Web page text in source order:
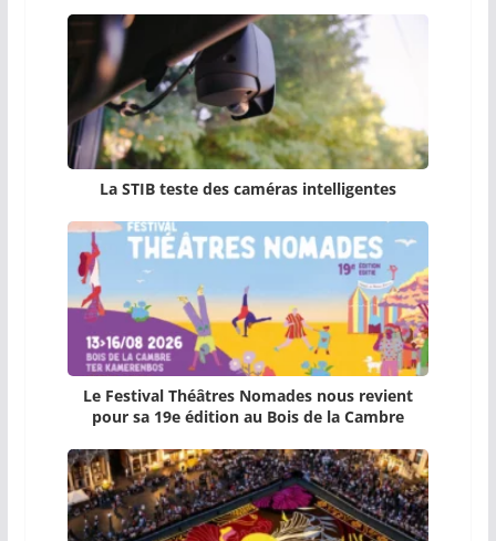
La STIB teste des caméras intelligentes
Le Festival Théâtres Nomades nous revient
pour sa 19e édition au Bois de la Cambre